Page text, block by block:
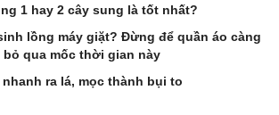
1 hay 2 cây sung là tốt nhất?
lồng máy giặt? Đừng để quần áo càng
qua mốc thời gian này
ra lá, mọc thành bụi to